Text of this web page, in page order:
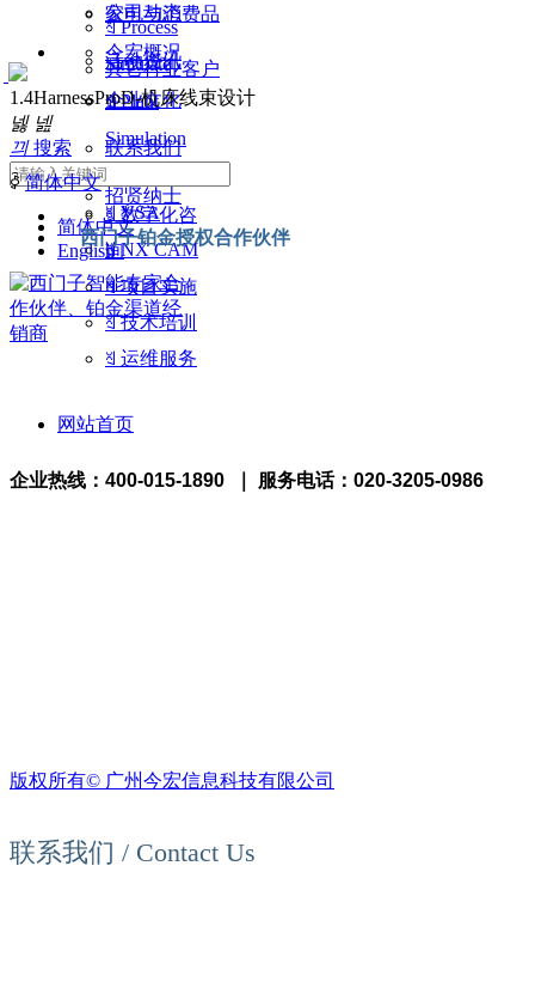
ꄠ Process
Simulate
ꄠ Plant
Simulation
ꄠ VSA
ꄠ NX CAM
ꄠ 数字化咨
询
ꄠ 项目实施
ꄠ 技术培训
ꄠ 运维服务
家电与消费品
其它行业客户
公司动态
活动资讯
今宏概况
企业文化
联系我们
招贤纳士
끠 搜索
ꀅ 简体中文
简体中文
English
西门子铂金授权合作伙伴
网站首页
企业热线：400-015-1890 ｜ 服务电话：020-3205-0986
1.4HarnessProD-机床线束设计
넳 넲
版权所有© 广州今宏信息科技有限公司
联系我们 / Contact Us